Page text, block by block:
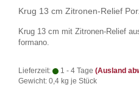
Krug 13 cm Zitronen-Relief
Krug 13 cm mit Zitronen-Relief
formano.
Lieferzeit: 1 - 4 Tage (Ausland
Gewicht: 0,4 kg je Stück